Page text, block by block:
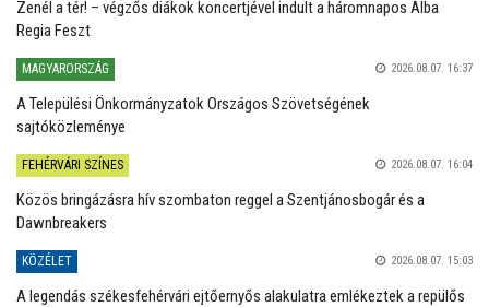
Zenél a tér! – végzős diákok koncertjével indult a háromnapos Alba
Regia Feszt
MAGYARORSZÁG 2026.08.07. 16:37
A Települési Önkormányzatok Országos Szövetségének
sajtóközleménye
FEHÉRVÁRI SZÍNES 2026.08.07. 16:04
Közös bringázásra hív szombaton reggel a Szentjánosbogár és a
Dawnbreakers
KÖZÉLET 2026.08.07. 15:03
A legendás székesfehérvári ejtőernyős alakulatra emlékeztek a repülős